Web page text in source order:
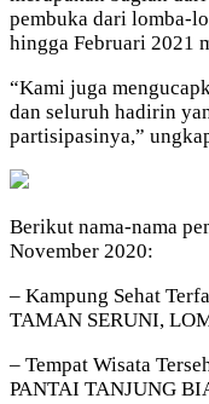
pembuka dari lomba-
hingga Februari 2021
“Kami juga
dan seluruh hadirin
partisipasinya,”
Berikut nama-nama
November 2020:
– Kampung Sehat
TAMAN SERUNI,
– Tempat Wisata
PANTAI TANJUNG